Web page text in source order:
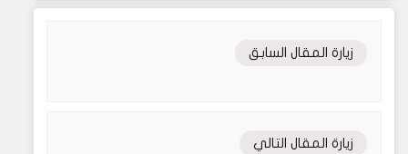
زيارة المقال السابق
زيارة المقال التالي